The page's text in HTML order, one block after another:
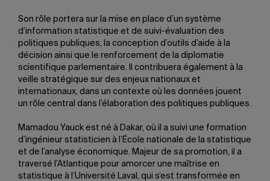
Son rôle portera sur la mise en place d’un système
d’information statistique et de suivi-évaluation des
politiques publiques, la conception d’outils d’aide à la
décision ainsi que le renforcement de la diplomatie
scientifique parlementaire. Il contribuera également à la
veille stratégique sur des enjeux nationaux et
internationaux, dans un contexte où les données jouent
un rôle central dans l’élaboration des politiques publiques.
Mamadou Yauck est né à Dakar, où il a suivi une formation
d’ingénieur statisticien à l’École nationale de la statistique
et de l’analyse économique. Majeur de sa promotion, il a
traversé l’Atlantique pour amorcer une maîtrise en
statistique à l’Université Laval, qui s’est transformée en